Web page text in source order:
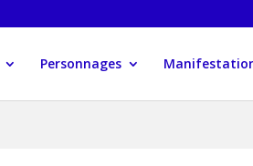
Personnages